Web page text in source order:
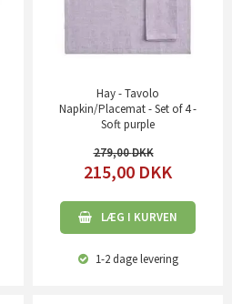
Hay - Tavolo
Napkin/Placemat - Set of 4 -
Soft purple
279,00
215,00 DKK
LÆG I KURVEN
1-2 dagelevering